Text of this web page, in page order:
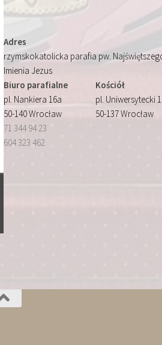
Adres
rzymskokatolicka parafia pw.
Imienia Jezus
Biuro parafialne
pl. Nankiera 16a
50-140 Wrocław
71 344 94 23
604 323 462
Kościół
pl. Uniwersytecki 1
50-137 Wrocław